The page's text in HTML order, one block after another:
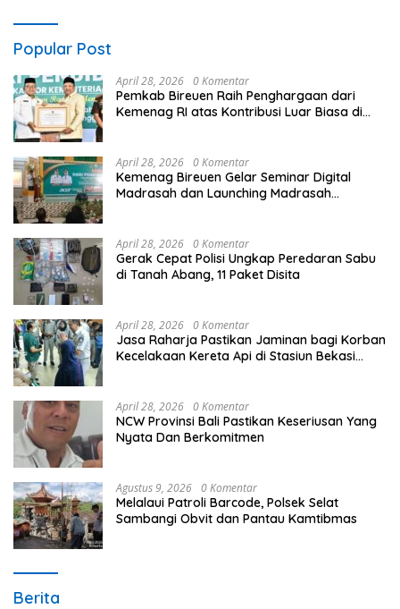
Popular Post
April 28, 2026 0 Komentar
Pemkab Bireuen Raih Penghargaan dari
Kemenag RI atas Kontribusi Luar Biasa di
April 28, 2026 0 Komentar
Kemenag Bireuen Gelar Seminar Digital
Madrasah dan Launching Madrasah
April 28, 2026 0 Komentar
Gerak Cepat Polisi Ungkap Peredaran Sabu
di Tanah Abang, 11 Paket Disita
April 28, 2026 0 Komentar
Jasa Raharja Pastikan Jaminan bagi Korban
Kecelakaan Kereta Api di Stasiun Bekasi
April 28, 2026 0 Komentar
NCW Provinsi Bali Pastikan Keseriusan Yang
Nyata Dan Berkomitmen
Agustus 9, 2026 0 Komentar
Melalaui Patroli Barcode, Polsek Selat
Sambangi Obvit dan Pantau Kamtibmas
Berita